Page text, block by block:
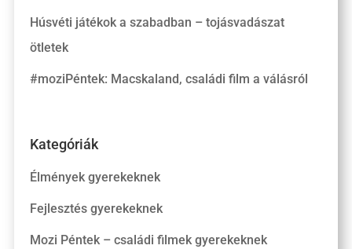
Húsvéti játékok a szabadban – tojásvadászat
ötletek
#moziPéntek: Macskaland, családi film a válásról
Kategóriák
Élmények gyerekeknek
Fejlesztés gyerekeknek
Mozi Péntek – családi filmek gyerekeknek